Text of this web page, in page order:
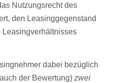
Nutzungs­recht des
den Leasinggegenstand
Leasing­verhältnisses
dabei bezüglich
der Bewertung) zwei